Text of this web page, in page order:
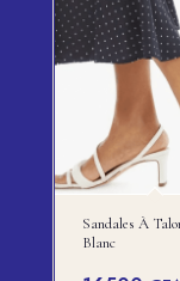
Sandales À
Blanc